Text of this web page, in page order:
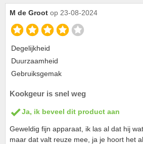
M de Groot op 23-08-2024
Degelijkheid
Duurzaamheid
Gebruiksgemak
Kookgeur is snel weg
Ja, ik beveel dit product aan
Geweldig fijn apparaat, ik las al dat hij
maar dat valt reuze mee, ja je hoort het